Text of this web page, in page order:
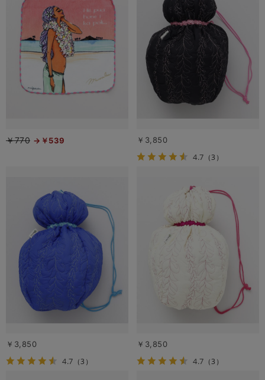
￥770 ￥539 ￥3,850
4.7 （3）
￥3,850
4.7 （3）
￥3,850
4.7 （3）